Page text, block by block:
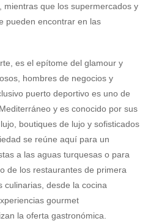
mientras que los supermercados y
pueden encontrar en las
es el epítome del glamour y
hombres de negocios y
puerto deportivo es uno de
y es conocido por sus
boutiques de lujo y sofisticados
se reúne aquí para un
a las aguas turquesas o para
de los restaurantes de primera
culinarias, desde la cocina
gourmet
la oferta gastronómica.